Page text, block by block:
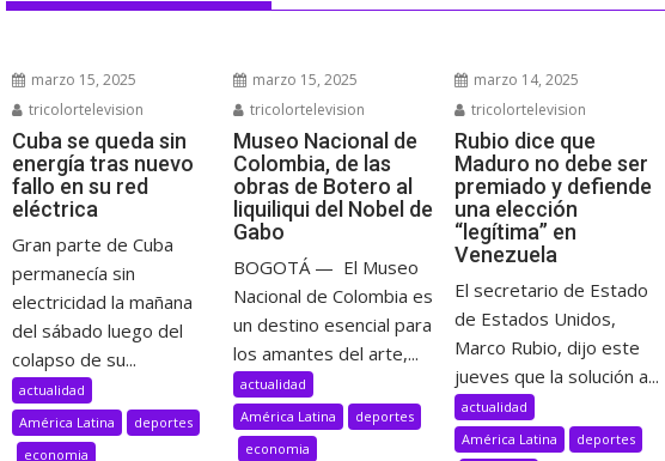
marzo 15, 2025
tricolortelevision
Cuba se queda sin
energía tras nuevo
fallo en su red
eléctrica
Gran parte de Cuba
permanecía sin
electricidad la mañana
del sábado luego del
colapso de su...
actualidad
América Latina
deportes
economia
marzo 15, 2025
tricolortelevision
Museo Nacional de
Colombia, de las
obras de Botero al
liquiliqui del Nobel de
Gabo
BOGOTÁ — El Museo
Nacional de Colombia es
un destino esencial para
los amantes del arte,...
actualidad
América Latina
deportes
economia
marzo 14, 2025
tricolortelevision
Rubio dice que
Maduro no debe ser
premiado y defiende
una elección
“legítima” en
Venezuela
El secretario de Estado
de Estados Unidos,
Marco Rubio, dijo este
jueves que la solución a...
actualidad
América Latina
deportes